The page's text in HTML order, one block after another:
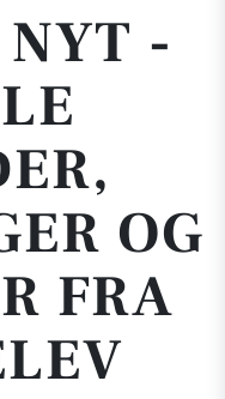
NYT -
OG
FRA